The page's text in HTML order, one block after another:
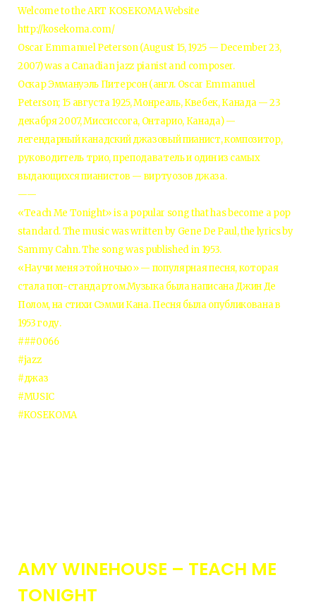
Welcome to the ART KOSEKOMA Website
http://kosekoma.com/
Oscar Emmanuel Peterson (August 15, 1925 — December 23,
2007) was a Canadian jazz pianist and composer.
Оскар Эммануэль Питерсон (англ. Oscar Emmanuel
Peterson; 15 августа 1925, Монреаль, Квебек, Канада — 23
декабря 2007, Миссиссога, Онтарио, Канада) —
легендарный канадский джазовый пианист, композитор,
руководитель трио, преподаватель и один из самых
выдающихся пианистов — виртуозов джаза.
——
«Teach Me Tonight» is a popular song that has become a pop
standard. The music was written by Gene De Paul, the lyrics by
Sammy Cahn. The song was published in 1953.
«Научи меня этой ночью» — популярная песня, которая
стала поп-стандартом.Музыка была написана Джин Де
Полом, на стихи Сэмми Кана. Песня была опубликована в
1953 году.
###0066
#jazz
#джаз
#MUSIC
#KOSEKOMA
AMY WINEHOUSE – TEACH ME
TONIGHT